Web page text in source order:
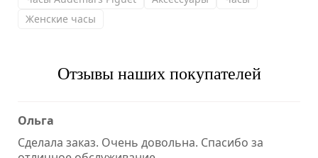
Женские часы
Отзывы наших покупателей
Ольга
Сделала заказ. Очень довольна. Спасибо за